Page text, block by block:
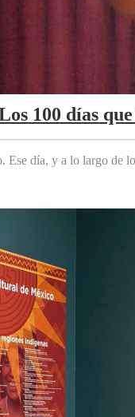
100 días
Ese día, y a lo largo de